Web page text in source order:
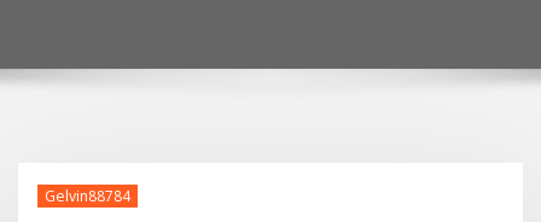
Gelvin88784